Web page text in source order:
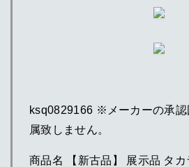
ksq0829166 ※メーカーの承認
属致しません。
商品名 【新古品】 展示品 タ